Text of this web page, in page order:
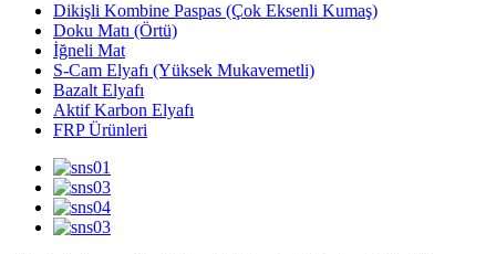
Dikişli Kombine Paspas (Çok Eksenli Kumaş)
Doku Matı (Örtü)
İğneli Mat
S-Cam Elyafı (Yüksek Mukavemetli)
Bazalt Elyafı
Aktif Karbon Elyafı
FRP Ürünleri